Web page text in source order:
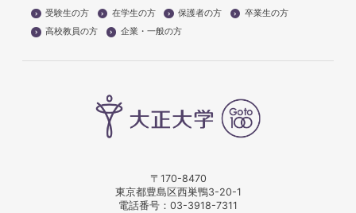
受験生の方 在学生の方 保護者の方
卒業生の方
高校教員の方
企業・一般の方
〒170-8470
東京都豊島区西巣鴨3-20-1
電話番号： 03-3918-7311